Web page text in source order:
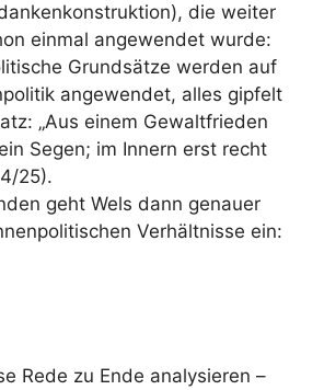
die weiter
einmal angewendet wurde:
Grundsätze werden auf
angewendet, alles gipfelt
„Aus einem Gewaltfrieden
Segen; im Innern erst recht
25).
geht Wels dann genauer
Verhältnisse ein:
Rede zu Ende analysieren –